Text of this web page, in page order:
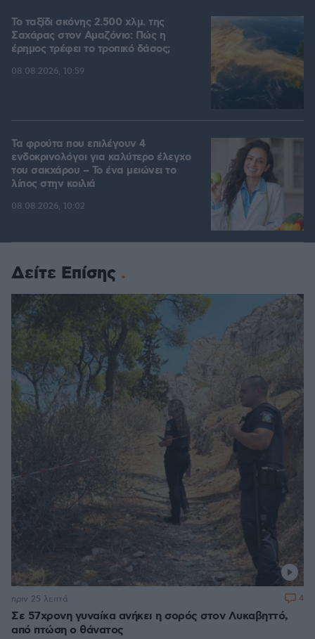
Το ταξίδι σκόνης 2.500 χλμ. της
Σαχάρας στον Αμαζόνιο: Πώς η
έρημος τρέφει το τροπικό δάσος;
08.08.2026, 10:59
Τα φρούτα που επιλέγουν 4
ενδοκρινολόγοι για καλύτερο έλεγχο
του σακχάρου – Το ένα μειώνει το
λίπος στην κοιλιά
08.08.2026, 10:02
Δείτε Επίσης
Σε 57χρονη γυναίκα ανήκει η σορός στον Λυκαβηττό,
από πτώση ο θάνατος
πριν 25 λεπτά 4